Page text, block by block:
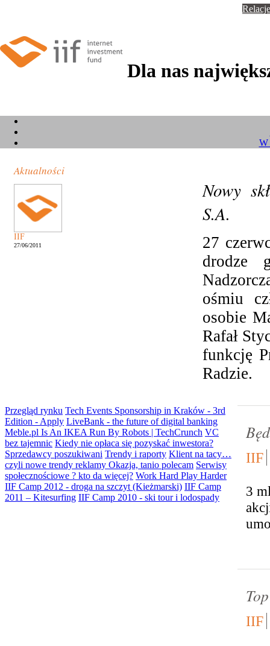
Dla nas
W
Aktualności
IIF
27/06/2011
Nowy
S.A.
27
drodze
ośmiu
osobie
Rafał
funkcję
Radzie.
Przegląd rynku Tech Events Sponsorship in Kraków - 3rd
Edition - Apply LiveBank - the future of digital banking
Meble.pl Is An IKEA Run By Robots | TechCrunch VC
bez tajemnic Kiedy nie opłaca się pozyskać inwestora?
Sprzedawcy poszukiwani Trendy i raporty Klient na tacy…
czyli nowe trendy reklamy Okazja, tanio polecam Serwisy
społecznościowe ? kto da więcej? Work Hard Play Harder
IIF Camp 2012 - droga na szczyt (Kieżmarski) IIF Camp
2011 – Kitesurfing IIF Camp 2010 - ski tour i lodospady
IIF
3
IIF